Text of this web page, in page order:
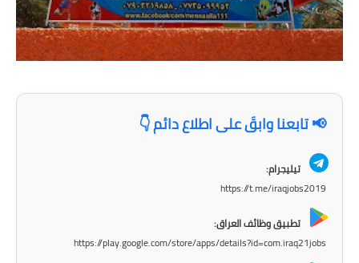
اخبار وقرارات وزارة التربية
المرحلة الابتدائية
📢 تابعنا وابقَ على اطلاع دائم 👇
تيليجرام:
https://t.me/iraqjobs2019
تطبيق وظائف العراق:
https://play.google.com/store/apps/details?id=com.iraq21jobs